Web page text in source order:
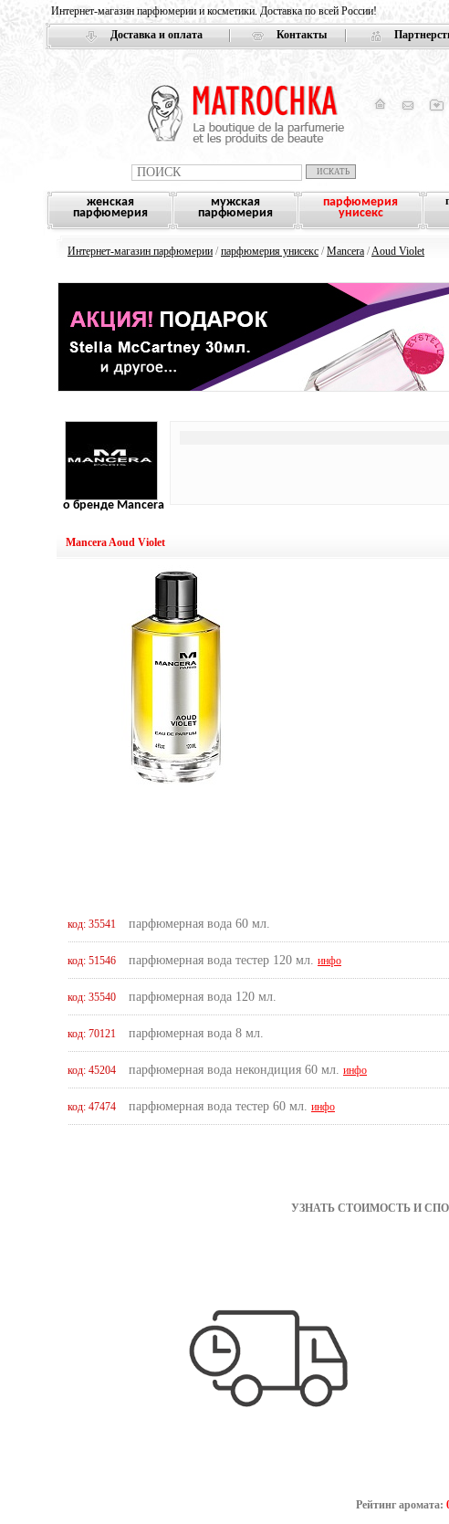
Интернет-магазин парфюмерии и косметики. Доставка по всей России!
Доставка и оплата
Контакты
женская
парфюмерия
мужская
парфюмерия
парфюмерия
унисекс
Интернет-магазин парфюмерии /парфюмерия унисекс /Mancera /Aoud Violet
о бренде Mancera
Mancera Aoud Violet
код: 35541 парфюмерная вода 60 мл.
код: 51546 парфюмерная вода тестер 120 мл. инфо
код: 35540 парфюмерная вода 120 мл.
код: 70121 парфюмерная вода 8 мл.
код: 45204 парфюмерная вода некондиция 60 мл. инфо
код: 47474 парфюмерная вода тестер 60 мл. инфо
УЗНАТЬ СТОИМОСТЬ И
Рейтинг аромата: